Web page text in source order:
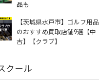
品も
【茨城県水戸市】ゴルフ用品
のおすすめ買取店舗9選【中
古】【クラブ】
クール